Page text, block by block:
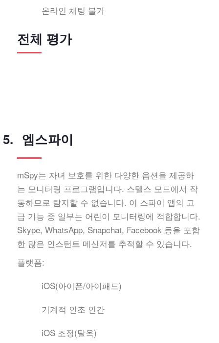
온라인 채팅 불가
전체 평가
엠스파이
mSpy는 자녀 보호를 위한 다양한 옵션을 제공하
는 모니터링 프로그램입니다. 스텔스 모드에서 작
동하므로 탐지할 수 없습니다. 이 스파이 앱의 고
급 기능 중 일부는 어린이 모니터링에 적합합니다.
Skype, WhatsApp, Snapchat, Facebook 등을 포함
한 많은 인스턴트 메신저를 추적할 수 있습니다.
플랫폼:
iOS(아이폰/아이패드)
기계적 인조 인간
iOS 조정(탈옥)